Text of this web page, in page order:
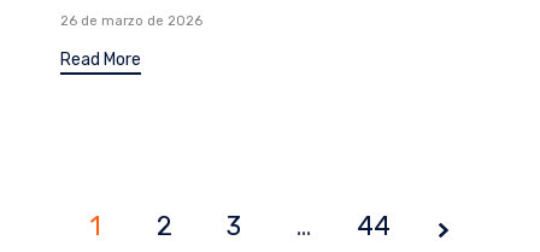
26 de marzo de 2026
Read More
Page
1 2 3 … 44